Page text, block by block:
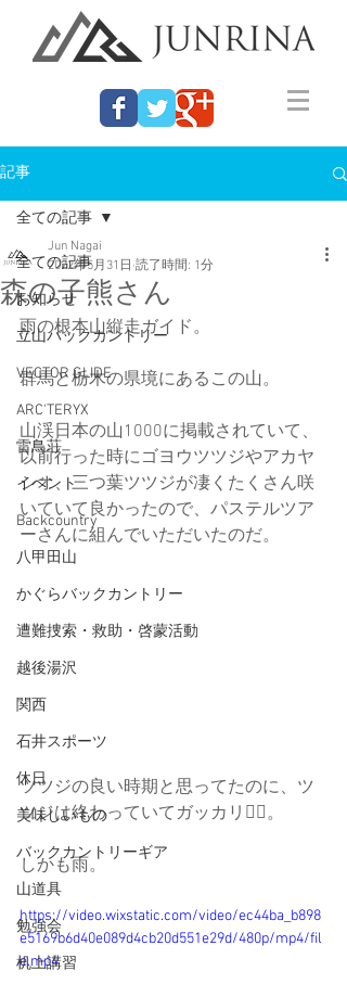
記事
全ての記事
お知らせ
立山バックカントリー
VECTOR GLIDE
ARC'TERYX
雷鳥荘
イベント
Backcountry
八甲田山
かぐらバックカントリー
遭難捜索・救助・啓蒙活動
越後湯沢
関西
石井スポーツ
休日
美味しいもの
バックカントリーギア
山道具
勉強会
机上講習
全ての記事
森の子熊さん
Jun Nagai
2022年5月31日 読了時間: 1分
雨の根本山縦走ガイド。
群馬と栃木の県境にあるこの山。
山渓日本の山1000に掲載されていて、
以前行った時にゴヨウツツジやアカヤ
シオ、三つ葉ツツジが凄くたくさん咲
いていて良かったので、パステルツア
ーさんに組んでいただいたのだ。
ツツジの良い時期と思ってたのに、ツ
ツジは終わっていてガッカリ😮‍💨。
しかも雨。
https://video.wixstatic.com/video/ec44ba_b898
e5169b6d40e089d4cb20d551e29d/480p/mp4/fil
e.mp4